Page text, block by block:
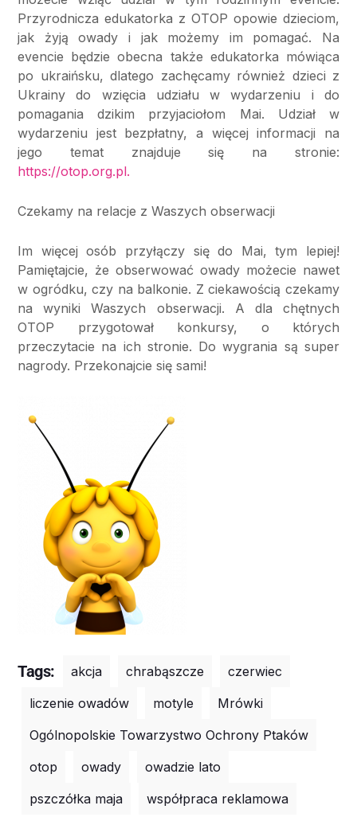
Przyrodnicza edukatorka z OTOP opowie dzieciom,
jak żyją owady i jak możemy im pomagać. Na
evencie będzie obecna także edukatorka mówiąca
po ukraińsku, dlatego zachęcamy również dzieci z
Ukrainy do wzięcia udziału w wydarzeniu i do
pomagania dzikim przyjaciołom Mai. Udział w
wydarzeniu jest bezpłatny, a więcej informacji na
jego temat znajduje się na stronie:
https://otop.org.pl.
Czekamy na relacje z Waszych obserwacji
Im więcej osób przyłączy się do Mai, tym lepiej!
Pamiętajcie, że obserwować owady możecie nawet
w ogródku, czy na balkonie. Z ciekawością czekamy
na wyniki Waszych obserwacji. A dla chętnych
OTOP przygotował konkursy, o których
przeczytacie na ich stronie. Do wygrania są super
nagrody. Przekonajcie się sami!
Tags: akcja chrabąszcze
czerwiec
liczenie owadów
motyle
Mrówki
Ogólnopolskie Towarzystwo Ochrony Ptaków
otop
owady
owadzie lato
pszczółka maja
współpraca reklamowa